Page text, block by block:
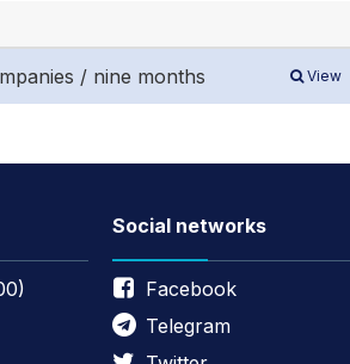
/ nine months View
Social networks
Facebook
Telegram